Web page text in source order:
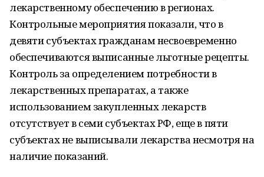
лекарственному обеспечению в регионах.
Контрольные мероприятия показали, что в
девяти субъектах гражданам несвоевременно
обеспечиваются выписанные льготные рецепты.
Контроль за определением потребности в
лекарственных препаратах, а также
использованием закупленных лекарств
отсутствует в семи субъектах РФ, еще в пяти
субъектах не выписывали лекарства несмотря на
наличие показаний.